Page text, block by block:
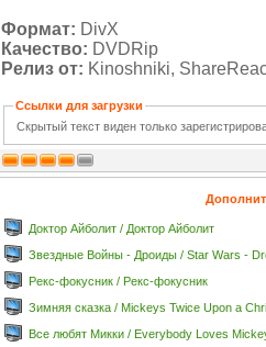
Формат: DivX
Качество: DVDRip
Релиз от: Kinoshniki,
Ссылки для загрузки
Скрытый текст виден только
Доктор Айболит / Доктор Айболит
Звездные Войны - Дроиды / Star Wars -
Рекс-фокусник / Рекс-фокусник
Зимняя сказка / Mickeys Twice Upon a
Все любят Микки / Everybody Loves